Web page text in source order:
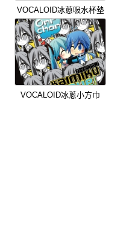
VOCALOID冰蔥吸水杯墊
VOCALOID冰蔥小方巾